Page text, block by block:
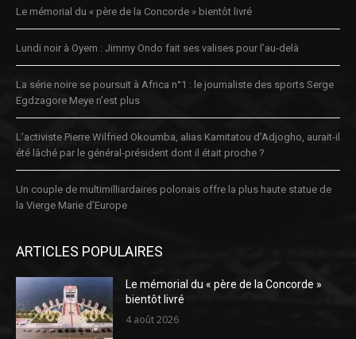
Le mémorial du « père de la Concorde » bientôt livré
Lundi noir à Oyem : Jimmy Ondo fait ses valises pour l’au-delà
La série noire se poursuit à Africa n°1 : le journaliste des sports Serge
Egdzagore Meye n’est plus
L’activiste Pierre Wilfried Okoumba, alias Kamitatou d’Adjogho, aurait-il
été lâché par le général-président dont il était proche ?
Un couple de multimilliardaires polonais offre la plus haute statue de
la Vierge Marie d’Europe
ARTICLES POPULAIRES
Le mémorial du « père de la Concorde »
bientôt livré
4 août 2026